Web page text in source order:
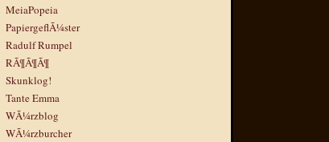
MeiaPopeia
PapiergeflÃ¼ster
Radulf Rumpel
RÃ¶Ã¶Ã¶
Skunklog!
Tante Emma
WÃ¼rzblog
WÃ¼rzburcher